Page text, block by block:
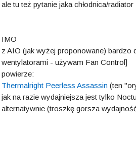
ale tu też pytanie jaka chłodnica/
IMO
z AIO (jak wyżej proponowane)
wentylatorami - używam Fan Control]
powierze:
Thermalright Peerless Assassin (ten
jak na razie wydajniejsza jest tylko
alternatywnie (troszkę gorsza